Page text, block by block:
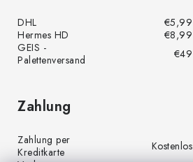
DHL
€5,99
Hermes HD
€8,99
GEIS -
Palettenversand
€49
Zahlung
Zahlung per
Kreditkarte
Kostenlos